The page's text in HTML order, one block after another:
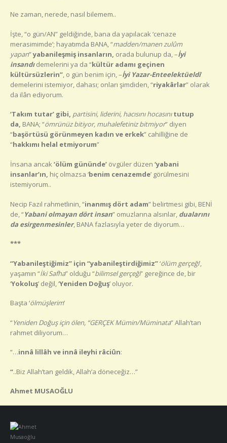
Ne zaman, nerede, nasıl bilemem..
İşte, “o gün/AN” geldiğinde, bana da yapılacak ‘cenaze
merasimimde’; hayatımda BANA, “madden/manen zulûm
yapan”yabanileşmiş insanların, orada bulunup da, –İyi
insandıdemelerini ya da “kültür adamı geçinen
kültürsüzlerin”, o gün benim için, –İyi Yazar-Enteelektüeldi’
demelerini istemiyor, dahası; onları şimdiden, “riyakârlar” olarak
da ilân ediyorum.
‘Takım tutar’ gibi, partisini, liderini, hacısını hocasını tutup
da, BANA; “ömrünüz bitiyor, muhalefetiniz bitmiyor” diyen
“başörtüsü görünmeyen kadın ve erkek” cahilliğine de
“hakkımı helal etmiyorum”
İnsana ancak‘ölüm gününde’ övgüler düzen ‘yabani
insanlar’ın, hiç olmazsa ‘benim cenazemde’ görülmesini
istemiyorum..
Necip Fazıl rahmetlinin, “inanmış dört adam” belirtmesi gibi, BENİ
de, “Yabani olmayan dört insan” omuzlarına alsınlar, dualarını
da esirgenmesinler, BANA fazlasıyla yeter de diyorum…
***
“Yabanileştiğimiz” için “yabanileştirdiğimiz”‘ölüm gerçeği’,
yaşamın “İki Safha” olduğu “bilimsel gerçeği” gereğince de, bir
‘Yokoluş’ değil, ‘Yeniden Doğuş’ oluyor.
Başta ‘ölmüşlerim’
“Yeniden Doğuş için ölen, “GERÇEK Mümin/Müminata” Allah’tan
rahmet diliyorum…
“…innâ lillâh ve innâ ileyhi râciûn:
“..Biz Allah’tan geldik, Allah’a döneceğiz…”
Ahmet MUSAOĞLU